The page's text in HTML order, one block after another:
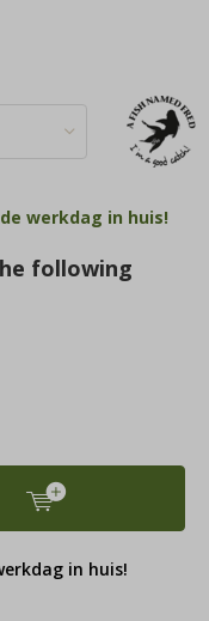
werkdag in huis!
following
in huis!